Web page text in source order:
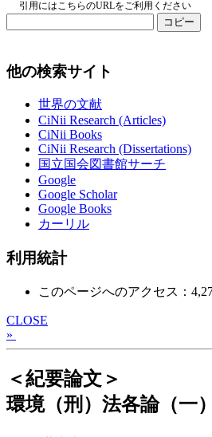
引用にはこちらのURLをご利用ください
コピー
他の検索サイト
世界の文献
CiNii Research (Articles)
CiNii Books
CiNii Research (Dissertations)
国立国会図書館サーチ
Google
Google Scholar
Google Books
カーリル
利用統計
このページへのアクセス：
CLOSE
»
＜紀要論文＞
環境（刑）法各論（一